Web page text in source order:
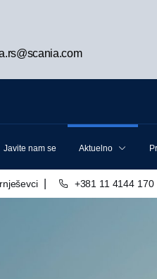
Javite nam se Aktuelno
+381 11 4144 170